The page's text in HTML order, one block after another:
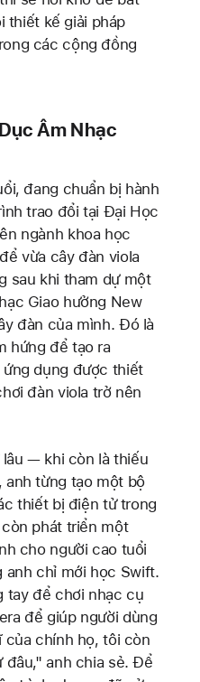
thiết kế giải pháp
các cộng đồng
Âm Nhạc
đang chuẩn bị hành
trao đổi tại Đại Học
ngành khoa học
vừa cây đàn viola
sau khi tham dự một
Giao hưởng New
đàn của mình. Đó là
hứng để tạo ra
ứng dụng được thiết
đàn viola trở nên
— khi còn là thiếu
anh từng tạo một bộ
thiết bị điện tử trong
phát triển một
cho người cao tuổi
chỉ mới học Swift.
tay để chơi nhạc cụ
để giúp người dùng
chính họ, tôi còn
đâu," anh chia sẻ. Để